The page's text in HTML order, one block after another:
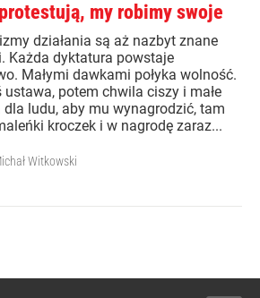
my robimy swoje
działania są aż nazbyt znane
Każda dyktatura powstaje
Małymi dawkami połyka wolność.
ustawa, potem chwila ciszy i małe
dla ludu, aby mu wynagrodzić, tam
kroczek i w nagrodę zaraz...
Witkowski